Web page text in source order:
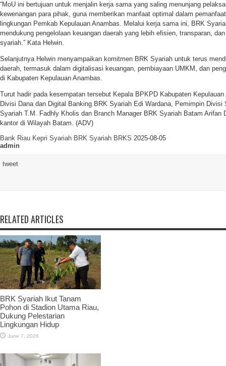
“MoU ini bertujuan untuk menjalin kerja sama yang saling menunjang
kewenangan para pihak, guna memberikan manfaat optimal dalam
lingkungan Pemkab Kepulauan Anambas. Melalui kerja sama ini, BRK
mendukung pengelolaan keuangan daerah yang lebih efisien, transparan,
syariah.” Kata Helwin.
Selanjutnya Helwin menyampaikan komitmen BRK Syariah untuk terus
daerah, termasuk dalam digitalisasi keuangan, pembiayaan UMKM, dan
di Kabupaten Kepulauan Anambas.
Turut hadir pada kesempatan tersebut Kepala BPKPD Kabupaten
Divisi Dana dan Digital Banking BRK Syariah Edi Wardana, Pemimpin Divisi
Syariah T.M. Fadhly Kholis dan Branch Manager BRK Syariah Batam Arifan
kantor di Wilayah Batam. (ADV)
Bank Riau Kepri Syariah BRK Syariah BRKS 2025-08-05
admin
tweet
RELATED ARTICLES
BRK Syariah Ikut Tanam
Pohon di Stadion Utama Riau,
Dukung Pelestarian
Lingkungan Hidup
June 7, 2026